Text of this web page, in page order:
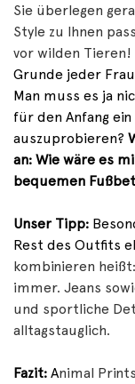
Sie überlegen
Style zu Ihnen
vor wilden Tieren!
Grunde jeder
Man muss es ja
für den Anfang
auszuprobieren?
an: Wie wäre es
bequemen
Unser Tipp:
Rest des Outfits
kombinieren
immer. Jeans
und sportliche
alltagstauglich.
Fazit: Animal